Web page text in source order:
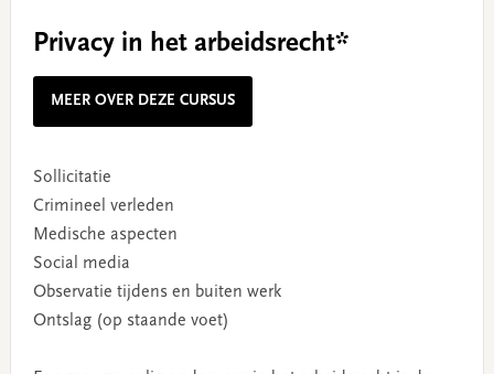
Privacy in het arbeidsrecht*
MEER OVER DEZE CURSUS
Sollicitatie
Crimineel verleden
Medische aspecten
Social media
Observatie tijdens en buiten werk
Ontslag (op staande voet)